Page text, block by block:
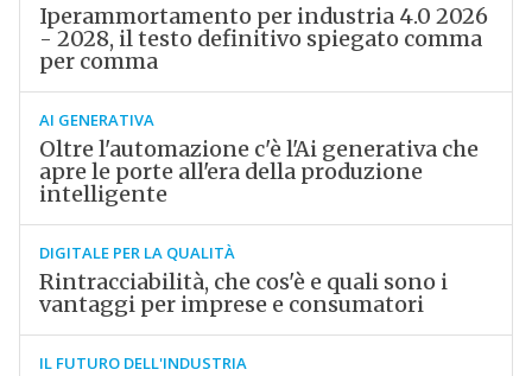
Iperammortamento per industria 4.0 2026
- 2028, il testo definitivo spiegato comma
per comma
AI GENERATIVA
Oltre l'automazione c'è l'Ai generativa che
apre le porte all'era della produzione
intelligente
DIGITALE PER LA QUALITÀ
Rintracciabilità, che cos'è e quali sono i
vantaggi per imprese e consumatori
IL FUTURO DELL'INDUSTRIA